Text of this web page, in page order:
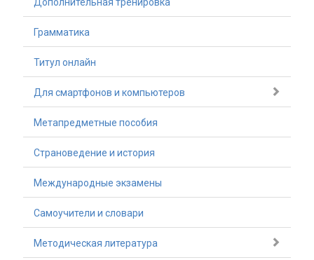
Грамматика
Титул онлайн
Для смартфонов и компьютеров
Метапредметные пособия
Страноведение и история
Международные экзамены
Самоучители и словари
Методическая литература